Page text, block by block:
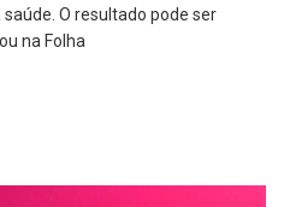
O resultado pode ser
na Folha